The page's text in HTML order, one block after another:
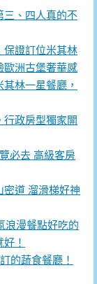
三、四人真的不
保證訂位米其林
歐洲古堡奢華感
林一星餐廳，
行政房型獨家開
必去 高級客房
密道 溜滑梯好神
浪漫餐點好吃的
！
的蔬食餐廳！